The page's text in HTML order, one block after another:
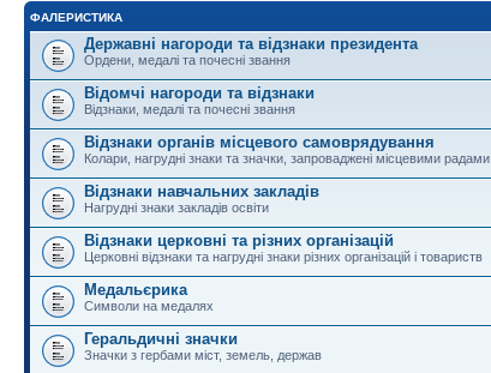
ФАЛЕРИСТИКА
Державні нагороди та відзнаки президента
Ордени, медалі та почесні звання
Відомчі нагороди та відзнаки
Відзнаки, медалі та почесні звання
Відзнаки органів місцевого самоврядування
Колари, нагрудні знаки та значки, запроваджені місцевими радами
Відзнаки навчальних закладів
Нагрудні знаки закладів освіти
Відзнаки церковні та різних організацій
Церковні відзнаки та нагрудні знаки різних організацій і товариств
Медальєрика
Символи на медалях
Геральдичні значки
Значки з гербами міст, земель, держав